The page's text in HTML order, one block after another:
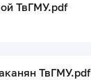
ТвГМУ.pdf
ТвГМУ.pdf